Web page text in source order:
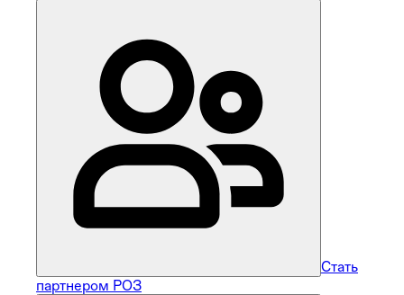
Стать
партнером РОЗ